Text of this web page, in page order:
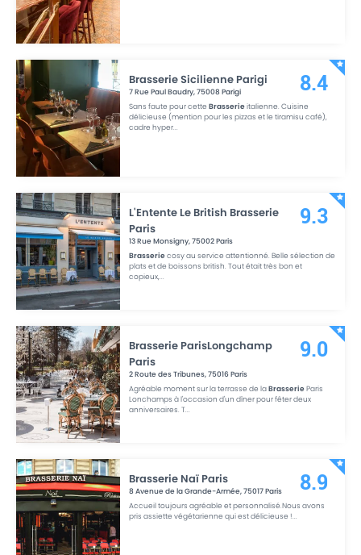
Brasserie Sicilienne Parigi
7 Rue Paul Baudry,75008 Parigi
Sans faute pour cetteBrasserieitalienne. Cuisine
délicieuse (mention pour les pizzas et le tiramisu café),
cadre hyper...
8.4
L'Entente Le British Brasserie
Paris
13 Rue Monsigny,75002Paris
Brasseriecosy au service attentionné. Belle sélection de
plats et de boissons british. Tout était très bon et
copieux,...
9.3
Brasserie ParisLongchamp
Paris
2 Route des Tribunes,75016Paris
Agréable moment sur la terrasse de laBrasserieParis
Lonchamps à l'occasion d'un dîner pour fêter deux
anniversaires. T...
9.0
Brasserie Naï Paris
8 Avenue de la Grande-Armée,75017Paris
Accueil toujours agréable et personnalisé.Nous avons
pris assiette végétarienne qui est délicieuse !...
8.9